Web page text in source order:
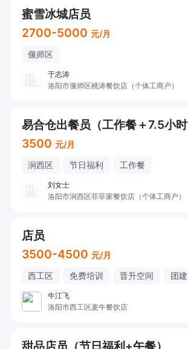
蜜雪冰城店员
2700-5000 元/月
偃师区
于志涛
洛阳市偃师区桃涛餐饮店（个体工商户）
易合仓出餐员（工作餐＋7.5小时
3500 元/月
涧西区 节日福利 工作餐
刘女士
洛阳市涧西区菲菲家餐饮店（个体工商户）
店员
3500-4500 元/月
西工区 免费培训 晋升空间 团建
牛江飞
洛阳市西工区麦牛餐饮店